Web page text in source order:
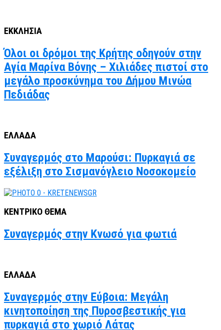
ΕΚΚΛΗΣΙΑ
Όλοι οι δρόμοι της Κρήτης οδηγούν στην
Αγία Μαρίνα Βόνης – Χιλιάδες πιστοί στο
μεγάλο προσκύνημα του Δήμου Μινώα
Πεδιάδας
ΕΛΛΑΔΑ
Συναγερμός στο Μαρούσι: Πυρκαγιά σε
εξέλιξη στο Σισμανόγλειο Νοσοκομείο
ΚΕΝΤΡΙΚΟ ΘΕΜΑ
Συναγερμός στην Κνωσό για φωτιά
ΕΛΛΑΔΑ
Συναγερμός στην Εύβοια: Μεγάλη
κινητοποίηση της Πυροσβεστικής για
πυρκαγιά στο χωριό Λάτας